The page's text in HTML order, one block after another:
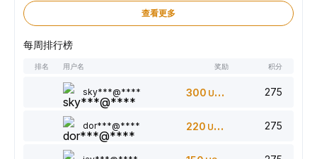
查看更多
每周排行榜
排名 用户名 奖励 积分
sky***@**** 300 USDT 275
dor***@**** 220 USDT 275